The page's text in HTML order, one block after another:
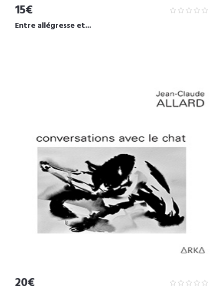
15€
Entre allégresse et...
20€